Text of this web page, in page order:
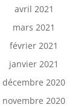
avril 2021
mars 2021
février 2021
janvier 2021
décembre 2020
novembre 2020